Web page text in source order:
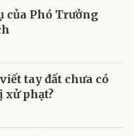
của Phó Trưởng
tay đất chưa có
xử phạt?